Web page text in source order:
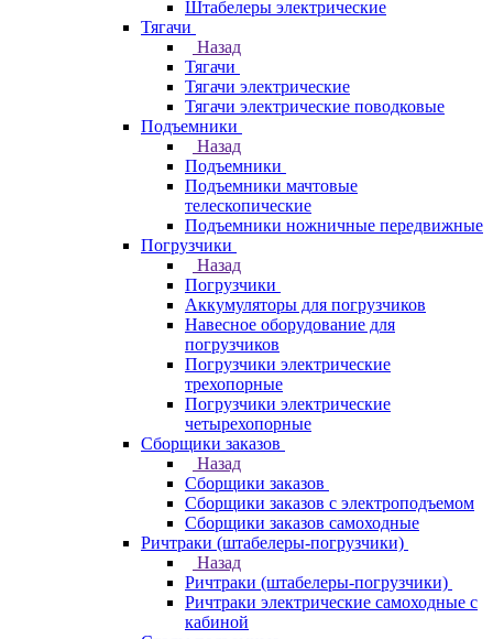
Штабелеры электрические
Тягачи
Назад
Тягачи
Тягачи электрические
Тягачи электрические поводковые
Подъемники
Назад
Подъемники
Подъемники мачтовые
телескопические
Подъемники ножничные передвижные
Погрузчики
Назад
Погрузчики
Аккумуляторы для погрузчиков
Навесное оборудование для
погрузчиков
Погрузчики электрические
трехопорные
Погрузчики электрические
четырехопорные
Сборщики заказов
Назад
Сборщики заказов
Сборщики заказов с электроподъемом
Сборщики заказов самоходные
Ричтраки (штабелеры-погрузчики)
Назад
Ричтраки (штабелеры-погрузчики)
Ричтраки электрические самоходные с
кабиной